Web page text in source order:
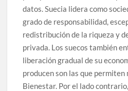
datos. Suecia lidera como
grado de responsabilidad,
redistribución de la riqueza y
privada. Los suecos también
liberación gradual de su
producen son las que
Bienestar. Por el lado